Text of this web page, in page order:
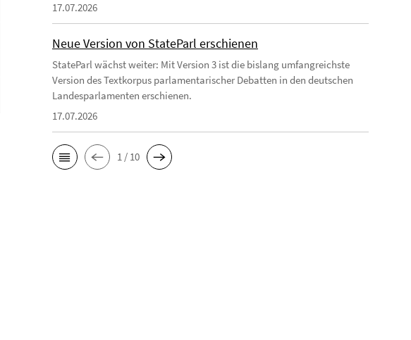
17.07.2026
Neue Version von StateParl erschienen
StateParl wächst weiter: Mit Version 3 ist die bislang umfangreichste
Version des Textkorpus parlamentarischer Debatten in den deutschen
Landesparlamenten erschienen.
17.07.2026
1 / 10